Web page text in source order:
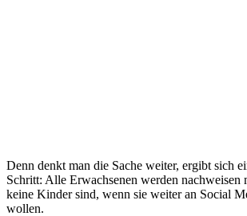
Denn denkt man die Sache weiter, ergibt sich
Schritt: Alle Erwachsenen werden nachweisen
keine Kinder sind, wenn sie weiter an Social
wollen.